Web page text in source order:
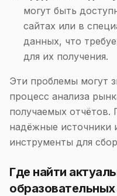
могут быть
сайтах или в
данных, что
для их получения.
Эти проблемы могут
процесс анализа
получаемых
надёжные источники
инструменты для
Где найти